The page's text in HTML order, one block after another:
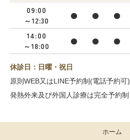
09:00
～12:30
● ● ●
14:00
～18:00
● ● ●
休診日：日曜・祝日
原則WEB又はLINE予約制(電話予約可)
発熱外来及び外国人診療は完全予約制
ホーム